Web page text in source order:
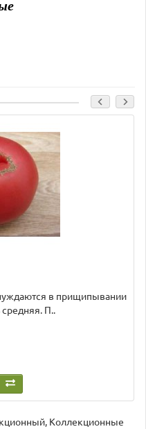
в прищипывании
П..
, Коллекционные